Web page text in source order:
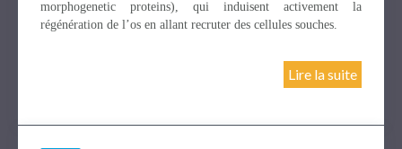
morphogenetic proteins), qui induisent activement la
régénération de l’os en allant recruter des cellules souches.
Lire la suite